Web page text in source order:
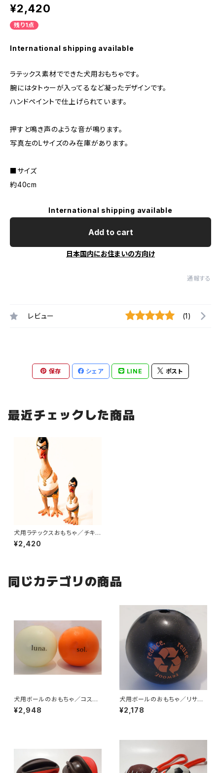
¥2,420
残り1点
International shipping available
ラテックス素材でできた犬用おもちゃです。
腕にはタトゥーが入ってるなど凝ったデザインです。
ハンドペイントで仕上げられています。
押すと鳴き声のような音が鳴ります。
写真左のLサイズのみ在庫があります。
■サイズ
約40cm
International shipping available
Add to cart
日本国内にお住まいの方向け
通報する
レビュー (1)
保存 シェア LINE ポスト
最近チェックした商品
犬用ラテックスおもちゃ／チキ
ン・アール
¥2,420
同じカテゴリの商品
犬用ボールのおもちゃ／コスモ
スボール
¥2,948
犬用ボールのおもちゃ／リサイ
クルボール
¥2,178